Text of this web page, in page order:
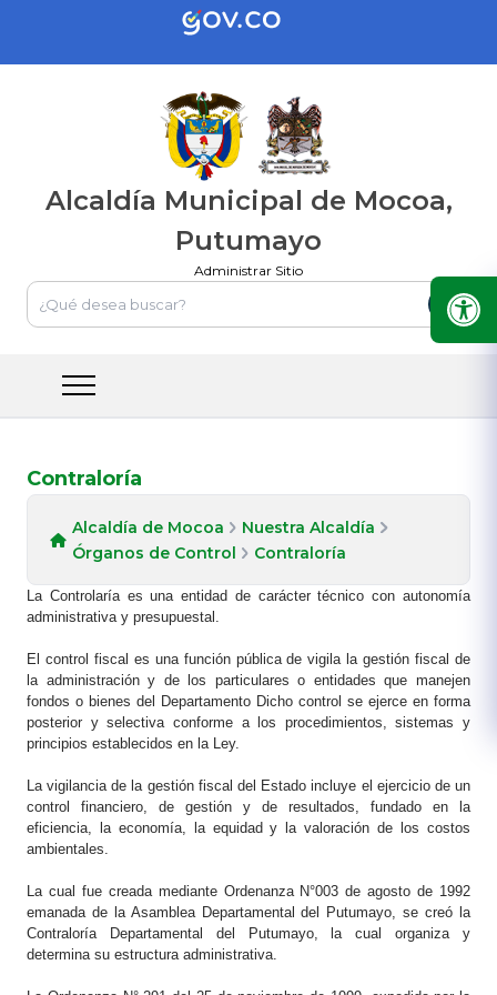
Alcaldía Municipal de Mocoa,
Putumayo
Administrar Sitio
Contraloría
Alcaldía de Mocoa
Nuestra Alcaldía
Órganos de Control
Contraloría
La Controlaría es una entidad de carácter técnico con autonomía
administrativa y presupuestal.
El control fiscal es una función pública de vigila la gestión fiscal de
la administración y de los particulares o entidades que manejen
fondos o bienes del Departamento Dicho control se ejerce en forma
posterior y selectiva conforme a los procedimientos, sistemas y
principios establecidos en la Ley.
La vigilancia de la gestión fiscal del Estado incluye el ejercicio de un
control financiero, de gestión y de resultados, fundado en la
eficiencia, la economía, la equidad y la valoración de los costos
ambientales.
La cual fue creada mediante Ordenanza N°003 de agosto de 1992
emanada de la Asamblea Departamental del Putumayo, se creó la
Contraloría Departamental del Putumayo, la cual organiza y
determina su estructura administrativa.